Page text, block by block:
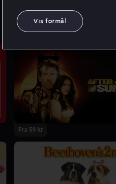
Fra 59 kr
Vis formål